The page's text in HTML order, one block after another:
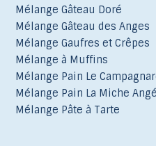
Mélange Gâteau Doré
Mélange Gâteau des Anges
Mélange Gaufres et Crêpes
Mélange à Muffins
Mélange Pain Le
Mélange Pain La Miche
Mélange Pâte à Tarte